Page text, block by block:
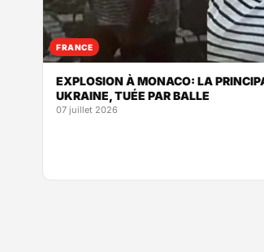
FRANCE
EXPLOSION À MONACO: LA
UKRAINE, TUÉE PAR BALLE
07 juillet 2026